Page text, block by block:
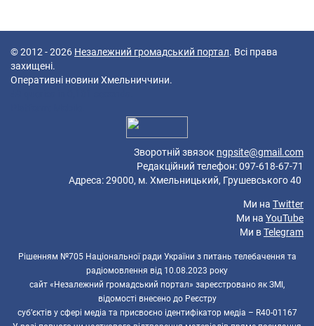
© 2012 - 2026 Незалежний громадський портал. Всі права
захищені.
Оперативні новини Хмельниччини.
Зворотній звязок ngpsite@gmail.com
Редакційний телефон: 097-618-67-71
Адреса: 29000, м. Хмельницький, Грушевського 40
Ми на Twitter
Ми на YouTube
Ми вTelegram
Рішенням №705 Національної ради України з питань телебачення та
радіомовлення від 10.08.2023 року
сайт «Незалежний громадський портал» зареєстровано як ЗМІ,
відомості внесено до Реєстру
суб’єктів у сфері медіа та присвоєно ідентифікатор медіа – R40-01167